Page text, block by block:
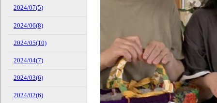
2024/07(5)
2024/06(8)
2024/05(10)
2024/04(7)
2024/03(6)
2024/02(6)